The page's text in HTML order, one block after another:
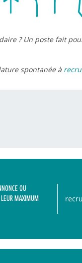
? Un poste fait
spontanée à
OU
MAXIMUM